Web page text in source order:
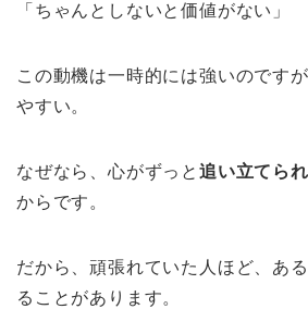
「ちゃんとしないと価値がない」
この動機は一時的には強いのです
やすい。
なぜなら、心がずっと 追い立てら
からです。
だから、頑張れていた人ほど、あ
ることがあります。